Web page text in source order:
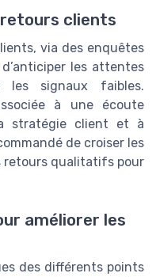
clients
via des enquêtes
les attentes
signaux faibles.
à une écoute
stratégie client et à
de croiser les
qualitatifs pour
améliorer les
des différents points